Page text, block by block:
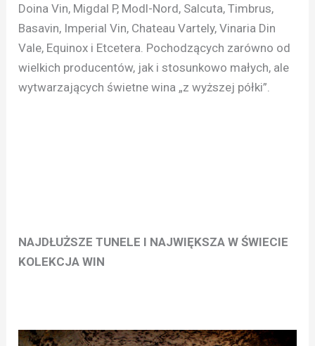
Doina Vin, Migdal P, Modl-Nord, Salcuta, Timbrus,
Basavin, Imperial Vin, Chateau Vartely, Vinaria Din
Vale, Equinox i Etcetera. Pochodzących zarówno od
wielkich producentów, jak i stosunkowo małych, ale
wytwarzających świetne wina „z wyższej półki”.
NAJDŁUŻSZE TUNELE I NAJWIĘKSZA W ŚWIECIE
KOLEKCJA WIN